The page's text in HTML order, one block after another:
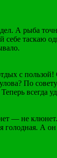
А рыба
себе
с
По
всегда
— не
А